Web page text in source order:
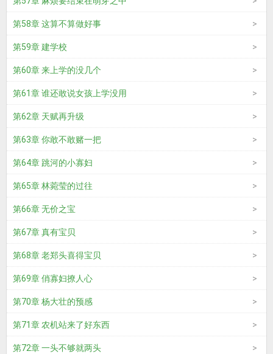
第58章 这算不算做好事
第59章 建学校
第60章 来上学的没几个
第61章 谁还敢说女孩上学没用
第62章 天赋再升级
第63章 你敢不敢赌一把
第64章 跳河的小寡妇
第65章 林菀莹的过往
第66章 无价之宝
第67章 真有宝贝
第68章 老郑头喜得宝贝
第69章 俏寡妇撩人心
第70章 杨大壮的预感
第71章 农机站来了好东西
第72章 一头不够就两头